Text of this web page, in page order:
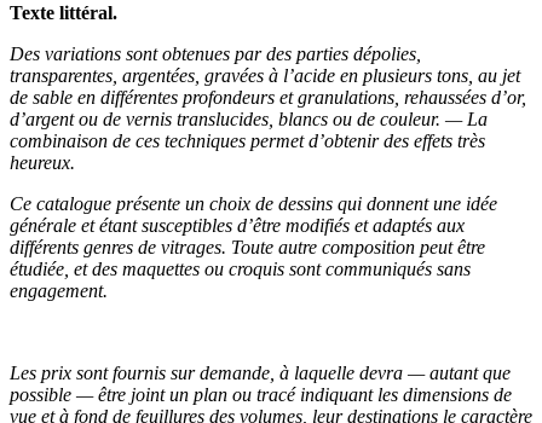
Texte littéral.
Des variations sont obtenues par des parties dépolies,
transparentes, argentées, gravées à l’acide en plusieurs tons, au jet
de sable en différentes profondeurs et granulations, rehaussées d’or,
d’argent ou de vernis translucides, blancs ou de couleur. — La
combinaison de ces techniques permet d’obtenir des effets très
heureux.
Ce catalogue présente un choix de dessins qui donnent une idée
générale et étant susceptibles d’être modifiés et adaptés aux
différents genres de vitrages. Toute autre composition peut être
étudiée, et des maquettes ou croquis sont communiqués sans
engagement.
Les prix sont fournis sur demande, à laquelle devra — autant que
possible — être joint un plan ou tracé indiquant les dimensions de
vue et à fond de feuillures des volumes, leur destinations le caractère